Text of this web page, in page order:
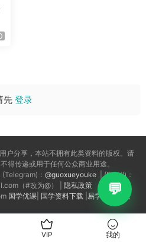
先 登录
户分享，本站不拥有此类资料的版权。请
得传递或用于任何公众商业用途。
： @guoxueyouke | (Email)：
（#改为@） | 隐私政策
国学优课| 国学资料下载| 易学资料下载
VIP 我的